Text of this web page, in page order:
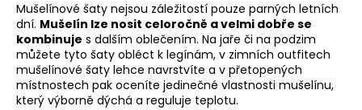
Mušelínové šaty nejsou záležitostí pouze parných letních
dní. Mušelín lze nosit celoročně a velmi dobře se
kombinuje s dalším oblečením. Na jaře či na podzim
můžete tyto šaty obléct k legínám, v zimních outfitech
mušelínové šaty lehce navrstvíte a v přetopených
místnostech pak oceníte jedinečné vlastnosti mušelínu,
který výborně dýchá a reguluje teplotu.